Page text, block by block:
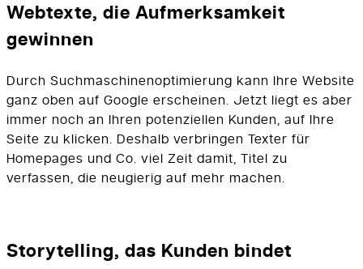
Webtexte, die Aufmerksamkeit
gewinnen
Durch Suchmaschinenoptimierung kann Ihre Website
ganz oben auf Google erscheinen. Jetzt liegt es aber
immer noch an Ihren potenziellen Kunden, auf Ihre
Seite zu klicken. Deshalb verbringen Texter für
Homepages und Co. viel Zeit damit, Titel zu
verfassen, die neugierig auf mehr machen.
Storytelling, das Kunden bindet